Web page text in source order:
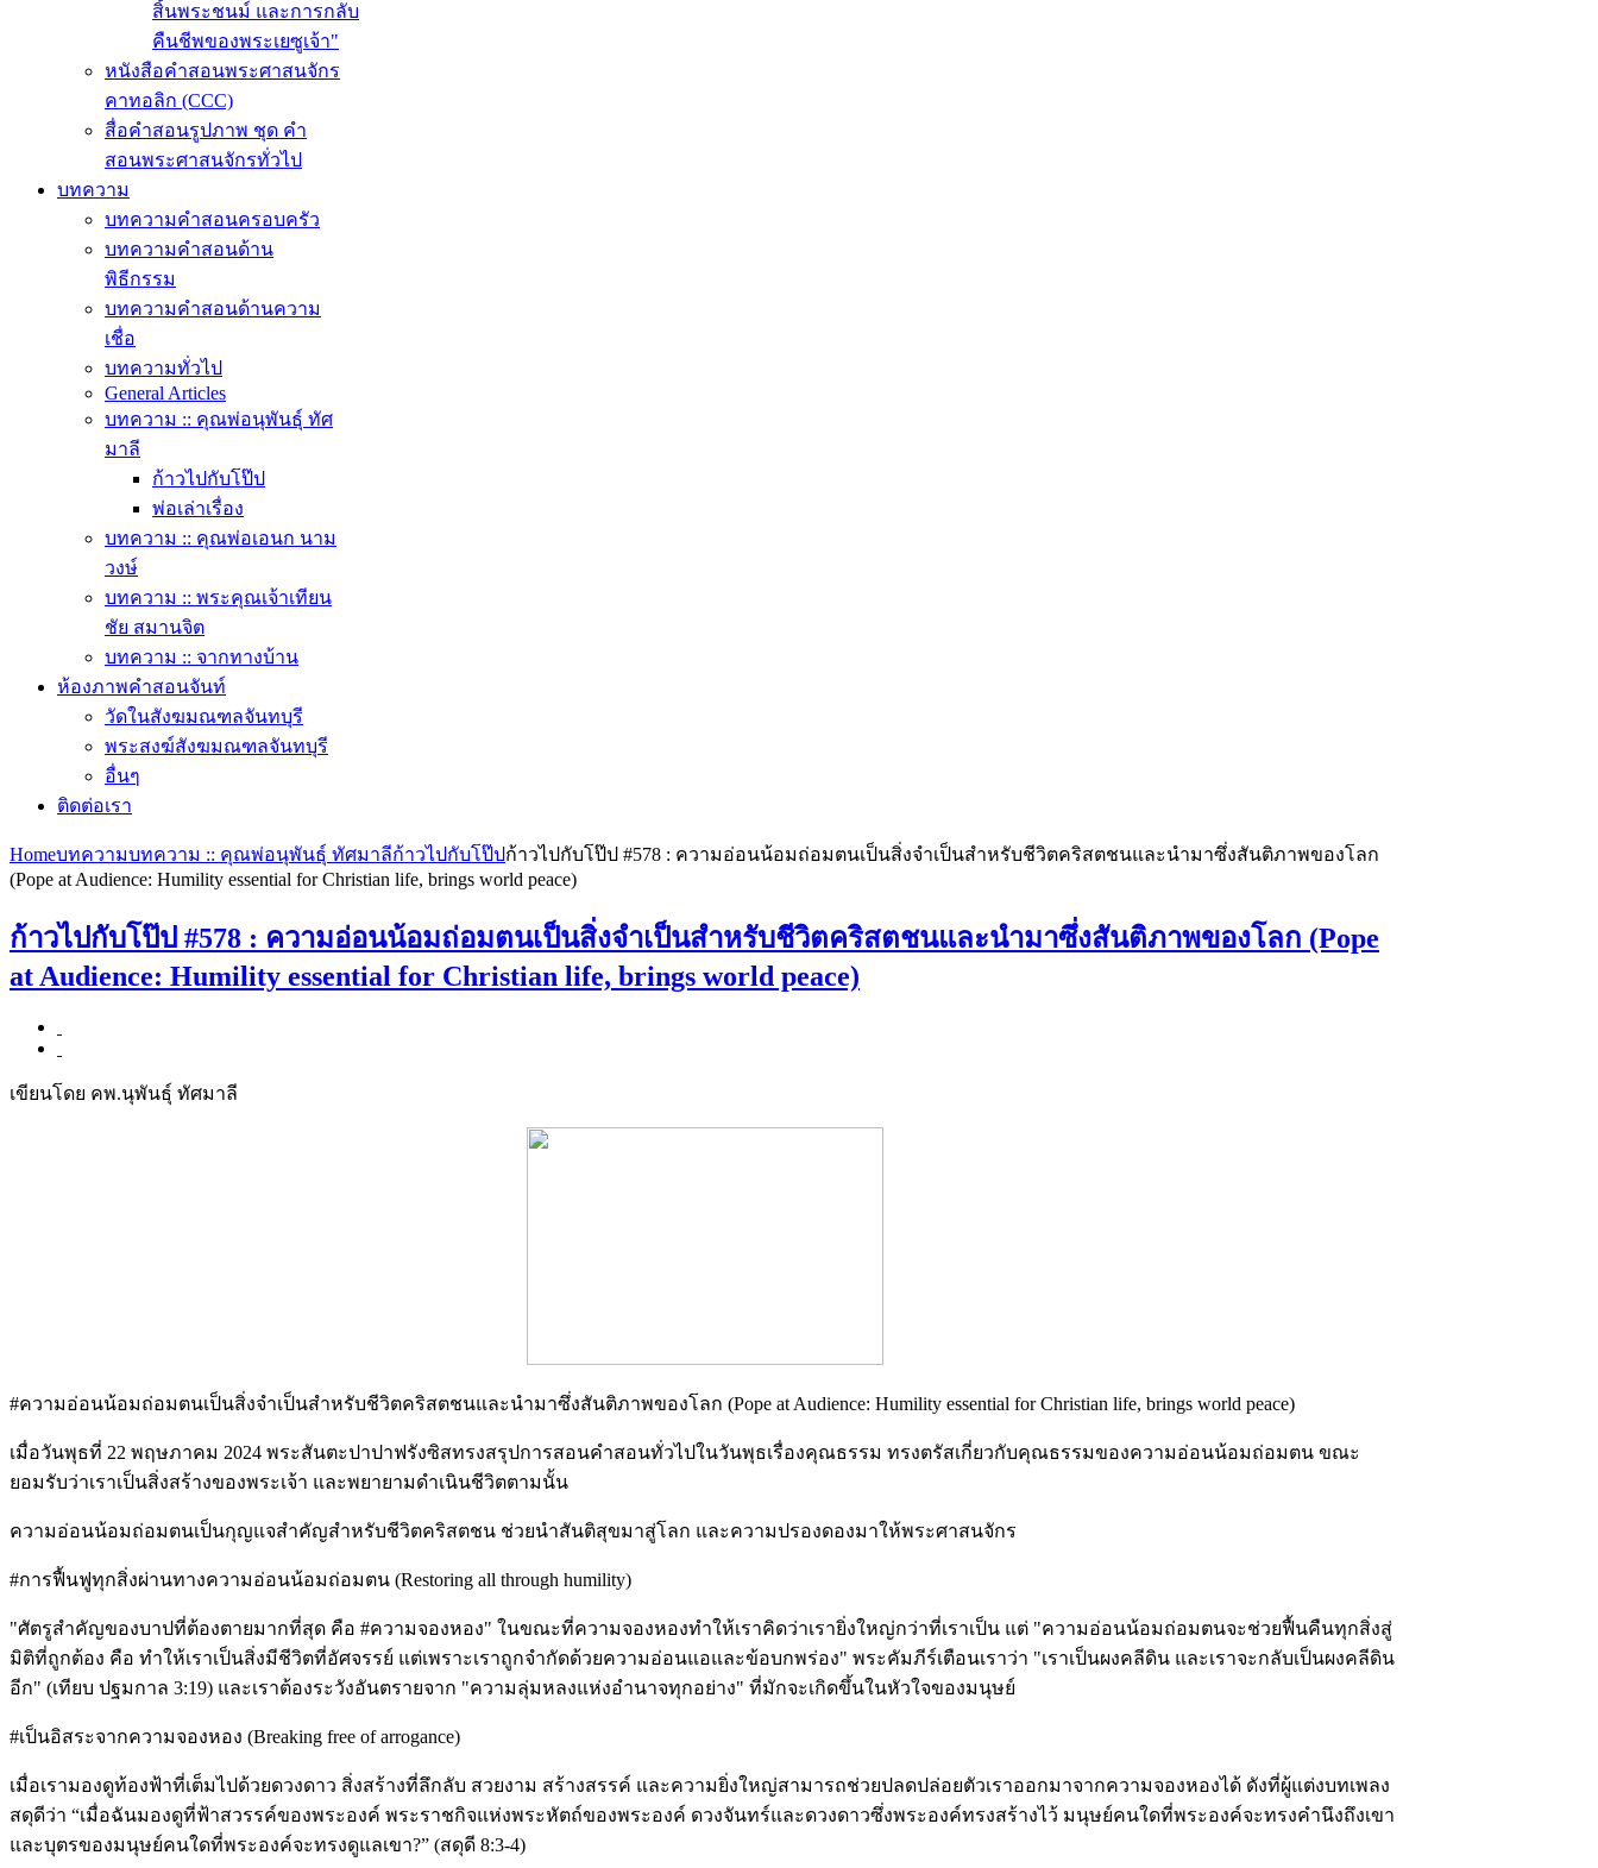
สิ้นพระชนม์ และการกลับ
คืนชีพของพระเยซูเจ้า"
หนังสือคำสอนพระศาสนจักร
คาทอลิก (CCC)
สื่อคำสอนรูปภาพ ชุด คำ
สอนพระศาสนจักรทั่วไป
บทความ
บทความคำสอนครอบครัว
บทความคำสอนด้าน
พิธีกรรม
บทความคำสอนด้านความ
เชื่อ
บทความทั่วไป
General Articles
บทความ :: คุณพ่อนุพันธุ์ ทัศ
มาลี
ก้าวไปกับโป๊ป
พ่อเล่าเรื่อง
บทความ :: คุณพ่อเอนก นาม
วงษ์
บทความ :: พระคุณเจ้าเทียน
ชัย สมานจิต
บทความ :: จากทางบ้าน
ห้องภาพคำสอนจันท์
วัดในสังฆมณฑลจันทบุรี
พระสงฆ์สังฆมณฑลจันทบุรี
อื่นๆ
ติดต่อเรา
Homeบทความบทความ :: คุณพ่อนุพันธุ์ ทัศมาลีก้าวไปกับโป๊ปก้าวไปกับโป๊ป #578 : ความอ่อนน้อมถ่อมตนเป็นสิ่งจำเป็นสำหรับชีวิตคริสตชนและนำมาซึ่งสันติภาพของโลก
(Pope at Audience: Humility essential for Christian life, brings world peace)
ก้าวไปกับโป๊ป #578 : ความอ่อนน้อมถ่อมตนเป็นสิ่งจำเป็นสำหรับชีวิตคริสตชนและนำมาซึ่งสันติภาพของโลก (Pope
at Audience: Humility essential for Christian life, brings world peace)
เขียนโดย คพ.นุพันธุ์ ทัศมาลี
#ความอ่อนน้อมถ่อมตนเป็นสิ่งจำเป็นสำหรับชีวิตคริสตชนและนำมาซึ่งสันติภาพของโลก (Pope at Audience: Humility essential for Christian life, brings world peace)
เมื่อวันพุธที่ 22 พฤษภาคม 2024 พระสันตะปาปาฟรังซิสทรงสรุปการสอนคำสอนทั่วไปในวันพุธเรื่องคุณธรรม ทรงตรัสเกี่ยวกับคุณธรรมของความอ่อนน้อมถ่อมตน ขณะ
ยอมรับว่าเราเป็นสิ่งสร้างของพระเจ้า และพยายามดำเนินชีวิตตามนั้น
ความอ่อนน้อมถ่อมตนเป็นกุญแจสำคัญสำหรับชีวิตคริสตชน ช่วยนำสันติสุขมาสู่โลก และความปรองดองมาให้พระศาสนจักร
#การฟื้นฟูทุกสิ่งผ่านทางความอ่อนน้อมถ่อมตน (Restoring all through humility)
"ศัตรูสำคัญของบาปที่ต้องตายมากที่สุด คือ #ความจองหอง" ในขณะที่ความจองหองทำให้เราคิดว่าเรายิ่งใหญ่กว่าที่เราเป็น แต่ "ความอ่อนน้อมถ่อมตนจะช่วยฟื้นคืนทุกสิ่งสู่
มิติที่ถูกต้อง คือ ทำให้เราเป็นสิ่งมีชีวิตที่อัศจรรย์ แต่เพราะเราถูกจำกัดด้วยความอ่อนแอและข้อบกพร่อง" พระคัมภีร์เตือนเราว่า "เราเป็นผงคลีดิน และเราจะกลับเป็นผงคลีดิน
อีก" (เทียบ ปฐมกาล 3:19) และเราต้องระวังอันตรายจาก "ความลุ่มหลงแห่งอำนาจทุกอย่าง" ที่มักจะเกิดขึ้นในหัวใจของมนุษย์
#เป็นอิสระจากความจองหอง (Breaking free of arrogance)
เมื่อเรามองดูท้องฟ้าที่เต็มไปด้วยดวงดาว สิ่งสร้างที่ลึกลับ สวยงาม สร้างสรรค์ และความยิ่งใหญ่สามารถช่วยปลดปล่อยตัวเราออกมาจากความจองหองได้ ดังที่ผู้แต่งบทเพลง
สดุดีว่า “เมื่อฉันมองดูที่ฟ้าสวรรค์ของพระองค์ พระราชกิจแห่งพระหัตถ์ของพระองค์ ดวงจันทร์และดวงดาวซึ่งพระองค์ทรงสร้างไว้ มนุษย์คนใดที่พระองค์จะทรงคำนึงถึงเขา
และบุตรของมนุษย์คนใดที่พระองค์จะทรงดูแลเขา?” (สดุดี 8:3-4)